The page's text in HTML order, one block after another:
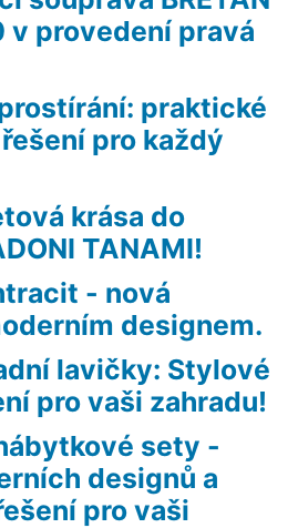
v provedení pravá
praktické
pro každý
krása do
TANAMI!
- nová
designem.
lavičky: Stylové
pro vaši zahradu!
sety -
designů a
pro vaši